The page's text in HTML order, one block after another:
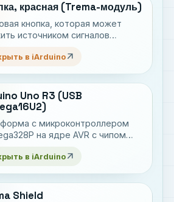
красная (Trema-модуль)
кнопка, которая может
источником сигналов
в iArduino arrow_outward
Uno R3 (USB
c микроконтроллером
на ядре AVR с чипом
устройств на языке C++
в iArduino arrow_outward
Shield